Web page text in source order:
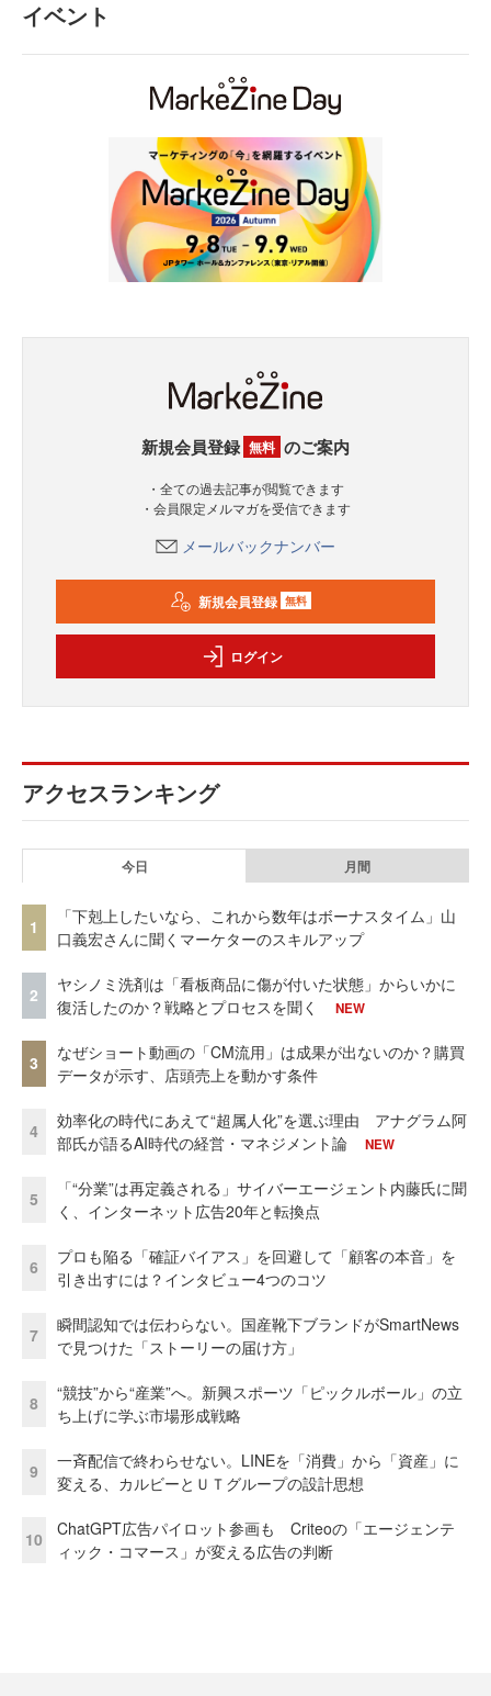
イベント
新規会員登録 無料 のご案内
・全ての過去記事が閲覧できます
・会員限定メルマガを受信できます
メールバックナンバー
新規会員登録 無料
ログイン
アクセスランキング
今日 月間
1
「下剋上したいなら、これから数年はボーナスタイム」山
口義宏さんに聞くマーケターのスキルアップ
2
ヤシノミ洗剤は「看板商品に傷が付いた状態」からいかに
復活したのか？戦略とプロセスを聞く
NEW
3
なぜショート動画の「CM流用」は成果が出ないのか？購買
データが示す、店頭売上を動かす条件
4
効率化の時代にあえて“超属人化”を選ぶ理由 アナグラム阿
部氏が語るAI時代の経営・マネジメント論
NEW
5
「“分業”は再定義される」サイバーエージェント内藤氏に聞
く、インターネット広告20年と転換点
6
プロも陥る「確証バイアス」を回避して「顧客の本音」を
引き出すには？インタビュー4つのコツ
7
瞬間認知では伝わらない。国産靴下ブランドがSmartNews
で見つけた「ストーリーの届け方」
8
“競技”から“産業”へ。新興スポーツ「ピックルボール」の立
ち上げに学ぶ市場形成戦略
9
一斉配信で終わらせない。LINEを「消費」から「資産」に
変える、カルビーとＵＴグループの設計思想
10
ChatGPT広告パイロット参画も Criteoの「エージェンテ
ィック・コマース」が変える広告の判断